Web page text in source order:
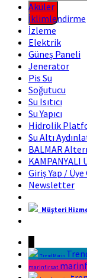
Aküler
İklimlendirme
İzleme
Elektrik
Güneş Paneli
Jenerator
Pis Su
Soğutucu
Su Isıtıcı
Su Yapıcı
Hidrolik
Su Altı
BALMAR
KAMPANYALI
Giriş Yap / Üye
Newsletter
Müşteri
TrendMarin
marinfirsat